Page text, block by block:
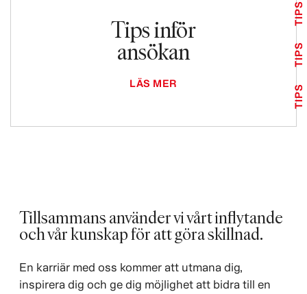
Tips inför
ansökan
LÄS MER
TIPS
TIPS
TIPS
Tillsammans använder vi vårt inflytande
och vår kunskap för att göra skillnad. ​
En karriär med oss kommer att utmana dig,
inspirera dig och ge dig möjlighet att bidra till en